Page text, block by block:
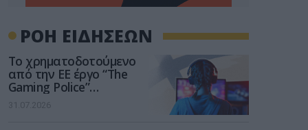
ΡΟΗ ΕΙΔΗΣΕΩΝ
Το χρηματοδοτούμενο
από την ΕΕ έργο “The
Gaming Police”
ενισχύει την ασφάλεια
των παιδιών στο
31.07.2026